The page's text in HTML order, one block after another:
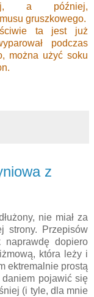
a później,
gruszkowego.
ta jest już
podczas
można użyć soku
z
nie miał za
strony. Przepisów
naprawdę dopiero
która leży i
ektremalnie prostą
pojawić się
(i tyle, dla mnie